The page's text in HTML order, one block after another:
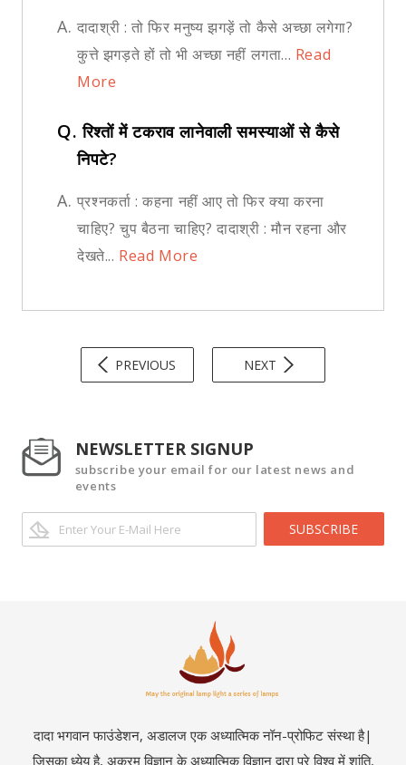
A. दादाश्री : तो फिर मनुष्य झगड़ें तो कैसे अच्छा लगेगा?
कुत्ते झगड़ते हों तो भी अच्छा नहीं लगता... Read
More
Q.रिश्तों में टकराव लानेवाली समस्याओं से कैसे
निपटे?
A. प्रश्नकर्ता : कहना नहीं आए तो फिर क्या करना
चाहिए? चुप बैठना चाहिए? दादाश्री : मौन रहना और
देखते... Read More
PREVIOUS NEXT
NEWSLETTER SIGNUP
subscribe your email for our latest news and
events
SUBSCRIBE
दादा भगवान फाउंडेशन, अडालज एक अध्यात्मिक नॉन-प्रोफिट संस्था है|
जिसका ध्येय है, अक्रम विज्ञान के अध्यात्मिक विज्ञान द्वारा पूरे विश्व में शांति,